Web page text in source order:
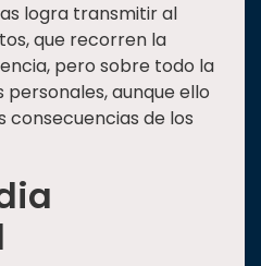
logra transmitir al
que recorren la
pero sobre todo la
personales, aunque ello
de los